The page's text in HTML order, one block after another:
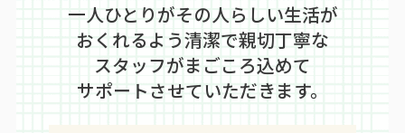
一人ひとりがその人らしい生活が
おくれるよう清潔で親切丁寧な
スタッフがまごころ込めて
サポートさせていただきます。